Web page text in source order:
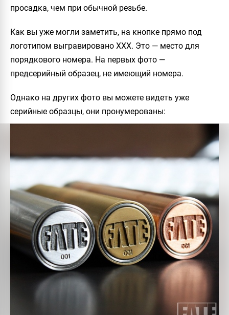
просадка, чем при обычной резьбе.
Как вы уже могли заметить, на кнопке прямо под
логотипом выгравировано XXX. Это — место для
порядкового номера. На первых фото —
предсерийный образец, не имеющий номера.
Однако на других фото вы можете видеть уже
серийные образцы, они пронумерованы: